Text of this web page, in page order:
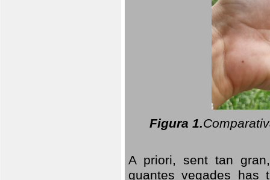
Figura 1.
A priori, sent tan
quantes vegades has